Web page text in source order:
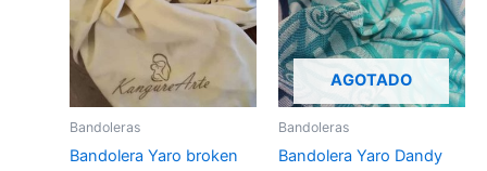
Bandoleras
Bandolera Yaro broken
AGOTADO
Bandoleras
Bandolera Yaro Dandy